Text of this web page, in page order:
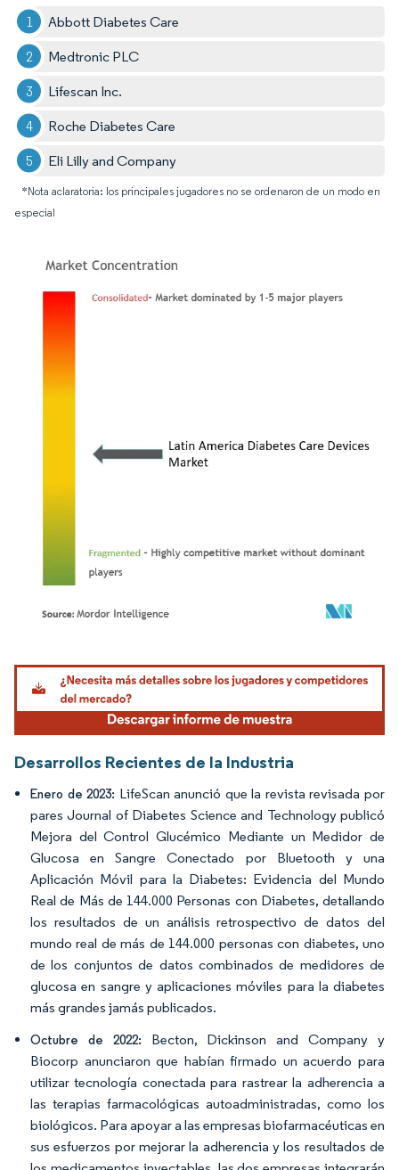
Abbott Diabetes Care
Medtronic PLC
Lifescan Inc.
Roche Diabetes Care
Eli Lilly and Company
*Nota aclaratoria: los principales jugadores no se ordenaron de un modo en
especial
Imagen © Mordor Intelligence. El uso requiere atribución según CC BY 4.0.
Desarrollos Recientes de la Industria
Enero de 2023: LifeScan anunció que la revista revisada por
pares Journal of Diabetes Science and Technology publicó
Mejora del Control Glucémico Mediante un Medidor de
Glucosa en Sangre Conectado por Bluetooth y una
Aplicación Móvil para la Diabetes: Evidencia del Mundo
Real de Más de 144.000 Personas con Diabetes, detallando
los resultados de un análisis retrospectivo de datos del
mundo real de más de 144.000 personas con diabetes, uno
de los conjuntos de datos combinados de medidores de
glucosa en sangre y aplicaciones móviles para la diabetes
más grandes jamás publicados.
Octubre de 2022: Becton, Dickinson and Company y
Biocorp anunciaron que habían firmado un acuerdo para
utilizar tecnología conectada para rastrear la adherencia a
las terapias farmacológicas autoadministradas, como los
biológicos. Para apoyar a las empresas biofarmacéuticas en
sus esfuerzos por mejorar la adherencia y los resultados de